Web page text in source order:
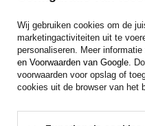
Achterlicht met
voor de veiligheid
reflectoren,
voertuigen wordt
voor een goede
Wij gebruiken cookies om de
marketingactiviteiten uit te
personaliseren. Meer
en Voorwaarden van Google.
voorwaarden voor opslag of
cookies uit de browser van het